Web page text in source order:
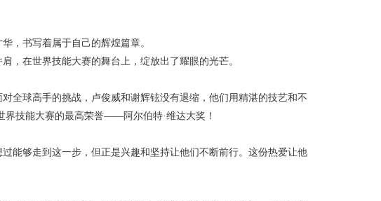
，书写着属于自己的辉煌篇章。
，在世界技能大赛的舞台上，绽放出了耀眼的光芒。
全球高手的挑战，卢俊威和谢辉铉没有退缩，他们用精湛的技艺和不
界技能大赛的最高荣誉——阿尔伯特·维达大奖！
能够走到这一步，但正是兴趣和坚持让他们不断前行。这份热爱让他